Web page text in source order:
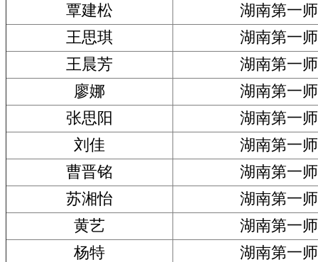
覃建松
湖南第一
王思琪
湖南第一
王晨芳
湖南第一
廖娜
湖南第一
张思阳
湖南第一
刘佳
湖南第一
曹晋铭
湖南第一
苏湘怡
湖南第一
黄艺
湖南第一
杨特
湖南第一